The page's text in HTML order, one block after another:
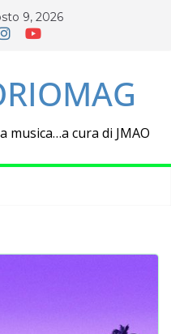
9, 2026
musica…a cura di JMAO